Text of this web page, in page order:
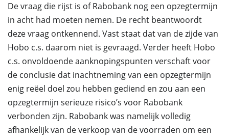
De vraag die rijst is of Rabobank nog een opzegtermijn
in acht had moeten nemen. De recht beantwoordt
deze vraag ontkennend. Vast staat dat van de zijde van
Hobo c.s. daarom niet is gevraagd. Verder heeft Hobo
c.s. onvoldoende aanknopingspunten verschaft voor
de conclusie dat inachtneming van een opzegtermijn
enig reëel doel zou hebben gediend en zou aan een
opzegtermijn serieuze risico’s voor Rabobank
verbonden zijn. Rabobank was namelijk volledig
afhankelijk van de verkoop van de voorraden om een